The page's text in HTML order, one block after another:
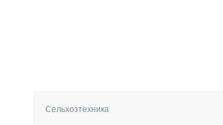
Сельхозтехника